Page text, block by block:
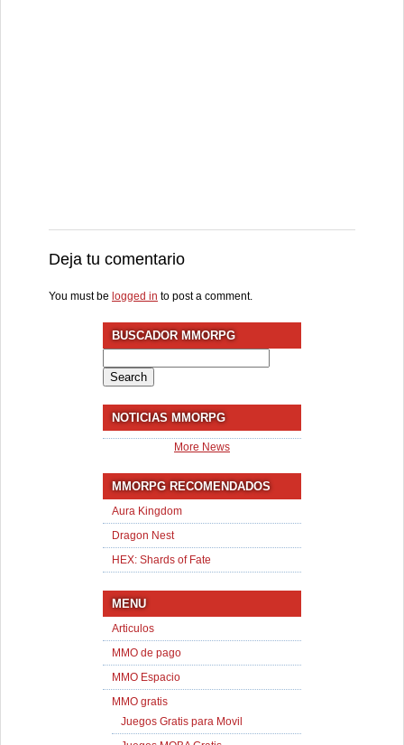
Deja tu comentario
You must be logged in to post a comment.
BUSCADOR MMORPG
for:
NOTICIAS MMORPG
More News
MMORPG RECOMENDADOS
Aura Kingdom
Dragon Nest
HEX: Shards of Fate
MENU
Articulos
MMO de pago
MMO Espacio
MMO gratis
Juegos Gratis para Movil